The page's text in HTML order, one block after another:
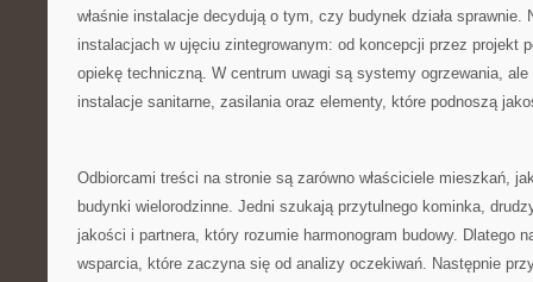
właśnie instalacje decydują o tym, czy budynek działa sprawnie.
instalacjach w ujęciu zintegrowanym: od koncepcji przez projekt
opiekę techniczną. W centrum uwagi są systemy ogrzewania,
instalacje sanitarne, zasilania oraz elementy, które podnoszą
Odbiorcami treści na stronie są zarówno właściciele mieszkań,
budynki wielorodzinne. Jedni szukają przytulnego kominka,
jakości i partnera, który rozumie harmonogram budowy. Dlatego
wsparcia, które zaczyna się od analizy oczekiwań. Następnie